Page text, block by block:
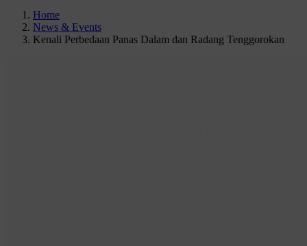
Home
News & Events
Kenali Perbedaan Panas Dalam dan Radang Tenggorokan